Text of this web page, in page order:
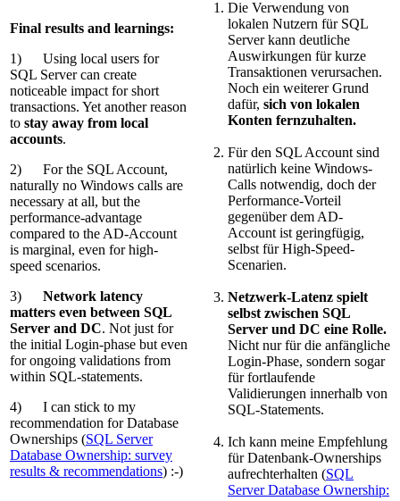
Final results and learnings:
1) Using local users for
SQL Server can create
noticeable impact for short
transactions. Yet another reason
to stay away from local
accounts.
2) For the SQL Account,
naturally no Windows calls are
necessary at all, but the
performance-advantage
compared to the AD-Account
is marginal, even for high-
speed scenarios.
3) Network latency
matters even between SQL
Server and DC. Not just for
the initial Login-phase but even
for ongoing validations from
within SQL-statements.
4) I can stick to my
recommendation for Database
Ownerships (SQL Server
Database Ownership: survey
results & recommendations) :-)
Die Verwendung von
lokalen Nutzern für SQL
Server kann deutliche
Auswirkungen für kurze
Transaktionen verursachen.
Noch ein weiterer Grund
dafür, sich von lokalen
Konten fernzuhalten.
Für den SQL Account sind
natürlich keine Windows-
Calls notwendig, doch der
Performance-Vorteil
gegenüber dem AD-
Account ist geringfügig,
selbst für High-Speed-
Scenarien.
Netzwerk-Latenz spielt
selbst zwischen SQL
Server und DC eine Rolle.
Nicht nur für die anfängliche
Login-Phase, sondern sogar
für fortlaufende
Validierungen innerhalb von
SQL-Statements.
Ich kann meine Empfehlung
für Datenbank-Ownerships
aufrechterhalten (SQL
Server Database Ownership: